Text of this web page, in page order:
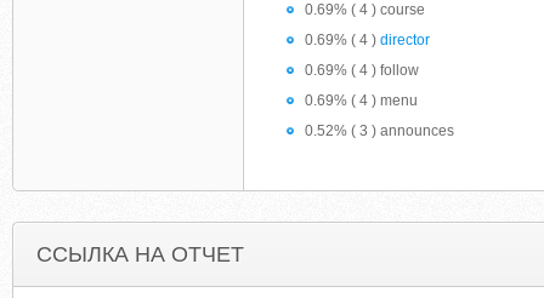
0.69% ( 4 ) course
0.69% ( 4 ) director
0.69% ( 4 ) follow
0.69% ( 4 ) menu
0.52% ( 3 ) announces
ССЫЛКА НА ОТЧЕТ